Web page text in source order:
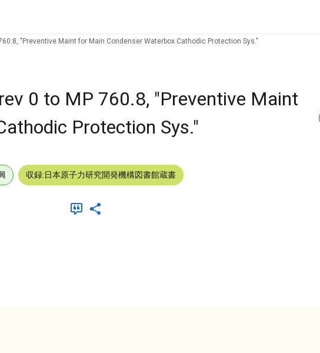
"Preventive Maint for Main Condenser Waterbox Cathodic Protection Sys."
0 to MP 760.8, "Preventive Maint
Protection Sys."
収録:日本原子力研究開発機構図書館蔵書